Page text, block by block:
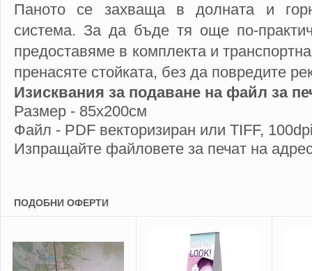
Паното се захваща в долната и
система. За да бъде тя още по-
предоставяме в комплекта и
пренасяте стойката, без да повредите
Изисквания за подаване на файл за
Размер - 85х200см
Файл - PDF векторизиран или TIFF,
Изпращайте файловете за печат на
ПОДОБНИ ОФЕРТИ